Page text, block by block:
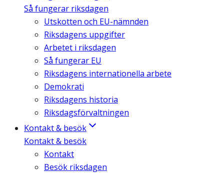
Så fungerar riksdagen
Utskotten och EU-nämnden
Riksdagens uppgifter
Arbetet i riksdagen
Så fungerar EU
Riksdagens internationella arbete
Demokrati
Riksdagens historia
Riksdagsförvaltningen
Kontakt & besök
Kontakt & besök
Kontakt
Besök riksdagen